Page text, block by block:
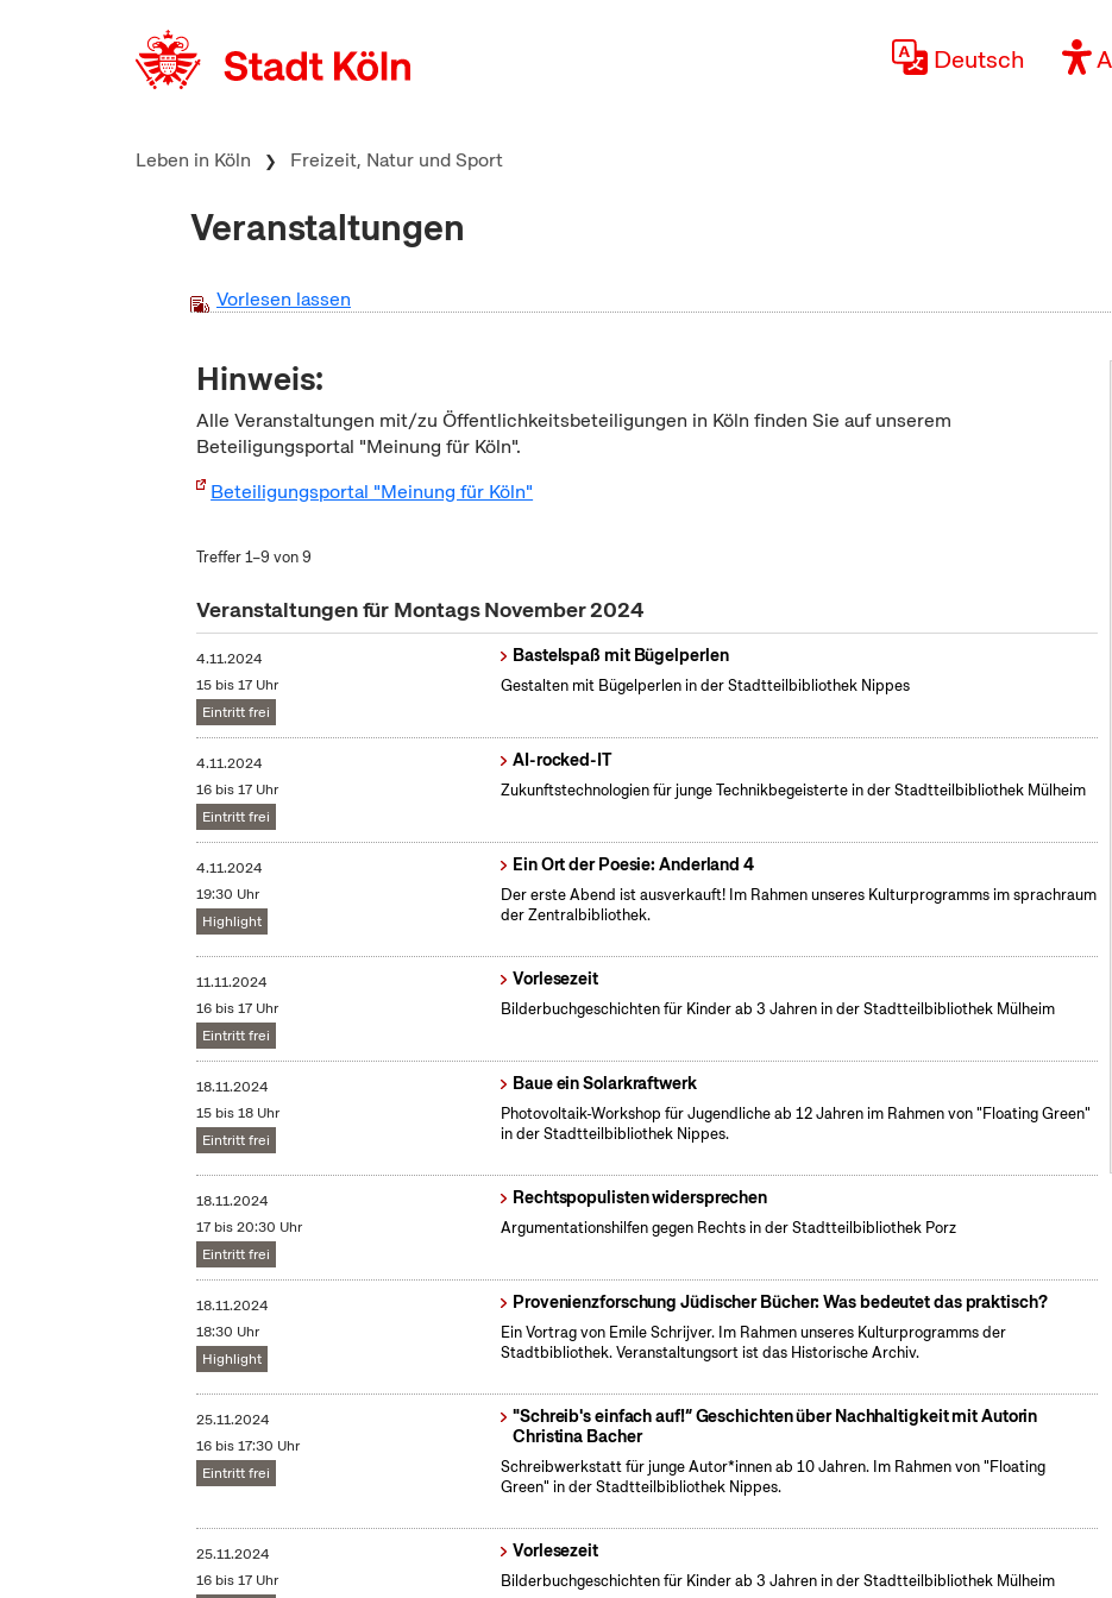
Deutsch
Leben in Köln Freizeit, Natur und Sport
Veranstaltungen
Vorlesen lassen
Hinweis:
Alle Veranstaltungen mit/zu Öffentlichkeitsbeteiligungen in Köln finden Sie auf unserem
Beteiligungsportal "Meinung für Köln".
Beteiligungsportal "Meinung für Köln"
Treffer 1–9 von 9
Veranstaltungen für Montags November 2024
4.11.2024
15 bis 17 Uhr
Eintritt frei
Bastelspaß mit Bügelperlen
Gestalten mit Bügelperlen in der Stadtteilbibliothek Nippes
4.11.2024
16 bis 17 Uhr
Eintritt frei
AI-rocked-IT
Zukunftstechnologien für junge Technikbegeisterte in der Stadtteilbibliothek Mülheim
4.11.2024
19:30 Uhr
Highlight
Ein Ort der Poesie: Anderland 4
Der erste Abend ist ausverkauft! Im Rahmen unseres Kulturprogramms im sprachraum
der Zentralbibliothek.
11.11.2024
16 bis 17 Uhr
Eintritt frei
Vorlesezeit
Bilderbuchgeschichten für Kinder ab 3 Jahren in der Stadtteilbibliothek Mülheim
18.11.2024
15 bis 18 Uhr
Eintritt frei
Baue ein Solarkraftwerk
​Photovoltaik-Workshop für Jugendliche ab 12 Jahren im Rahmen von "Floating Green"
in der Stadtteilbibliothek Nippes.
18.11.2024
17 bis 20:30 Uhr
Eintritt frei
Rechtspopulisten widersprechen
Argumentationshilfen gegen Rechts in der Stadtteilbibliothek Porz
18.11.2024
18:30 Uhr
Highlight
Provenienzforschung Jüdischer Bücher: Was bedeutet das praktisch?
Ein Vortrag von Emile Schrijver. Im Rahmen unseres Kulturprogramms der
Stadtbibliothek. Veranstaltungsort ist das Historische Archiv.
25.11.2024
16 bis 17:30 Uhr
Eintritt frei
"Schreib's einfach auf!“ Geschichten über Nachhaltigkeit mit Autorin
Christina Bacher
Schreibwerkstatt für junge Autor*innen ab 10 Jahren. Im Rahmen von "Floating
Green" in der Stadtteilbibliothek Nippes.
25.11.2024
16 bis 17 Uhr
Vorlesezeit
Bilderbuchgeschichten für Kinder ab 3 Jahren in der Stadtteilbibliothek Mülheim